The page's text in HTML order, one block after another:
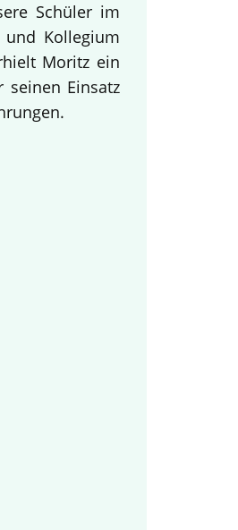
Schüler im
Kollegium
Moritz ein
seinen Einsatz